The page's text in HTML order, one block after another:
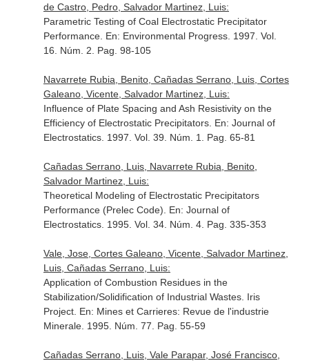
de Castro, Pedro, Salvador Martinez, Luis:
Parametric Testing of Coal Electrostatic Precipitator
Performance. En: Environmental Progress. 1997. Vol.
16. Núm. 2. Pag. 98-105
Navarrete Rubia, Benito, Cañadas Serrano, Luis, Cortes
Galeano, Vicente, Salvador Martinez, Luis:
Influence of Plate Spacing and Ash Resistivity on the
Efficiency of Electrostatic Precipitators. En: Journal of
Electrostatics. 1997. Vol. 39. Núm. 1. Pag. 65-81
Cañadas Serrano, Luis, Navarrete Rubia, Benito,
Salvador Martinez, Luis:
Theoretical Modeling of Electrostatic Precipitators
Performance (Prelec Code). En: Journal of
Electrostatics. 1995. Vol. 34. Núm. 4. Pag. 335-353
Vale, Jose, Cortes Galeano, Vicente, Salvador Martinez,
Luis, Cañadas Serrano, Luis:
Application of Combustion Residues in the
Stabilization/Solidification of Industrial Wastes. Iris
Project. En: Mines et Carrieres: Revue de l'industrie
Minerale. 1995. Núm. 77. Pag. 55-59
Cañadas Serrano, Luis, Vale Parapar, José Francisco,